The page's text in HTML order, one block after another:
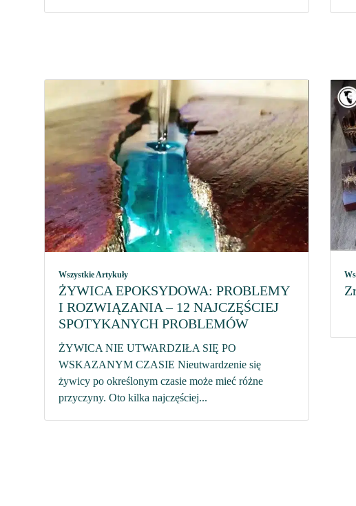
Wszystkie Artykuły
ŻYWICA EPOKSYDOWA: PROBLEMY
I ROZWIĄZANIA – 12 NAJCZĘŚCIEJ
SPOTYKANYCH PROBLEMÓW
ŻYWICA NIE UTWARDZIŁA SIĘ PO
WSKAZANYM CZASIE Nieutwardzenie się
żywicy po określonym czasie może mieć różne
przyczyny. Oto kilka najczęściej...